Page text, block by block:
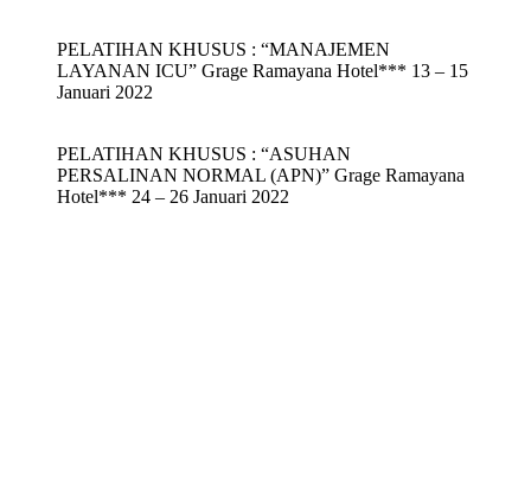
PELATIHAN KHUSUS : “MANAJEMEN
LAYANAN ICU” Grage Ramayana Hotel*** 13 – 15
Januari 2022
PELATIHAN KHUSUS : “ASUHAN
PERSALINAN NORMAL (APN)” Grage Ramayana
Hotel*** 24 – 26 Januari 2022